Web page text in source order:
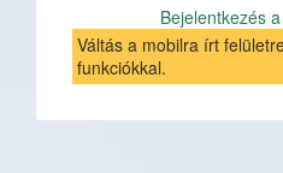
Bejelentkezés
Váltás a mobilra írt
funkciókkal.